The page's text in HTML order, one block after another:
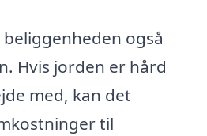
også
Hvis jorden er hård
med, kan det
til